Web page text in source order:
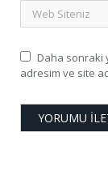
Daha sonraki
adresim ve site